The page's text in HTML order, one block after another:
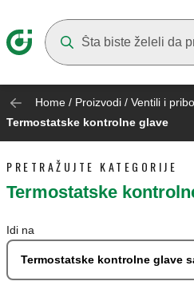
Home / Proizvodi / Ventili i
Termostatske kontrolne glave
PRETRAŽUJTE KATEGORIJE
Termostatske
Idi na
Termostatske kontrolne glave